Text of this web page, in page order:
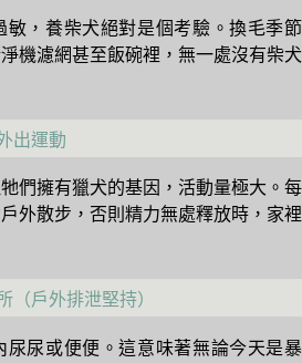
敏，養柴犬絕對是個考驗。換毛季節
機濾網甚至飯碗裡，無一處沒有柴犬
出運動
們擁有獵犬的基因，活動量極大。每
外散步，否則精力無處釋放時，家裡
（戶外排泄堅持）
尿尿或便便。這意味著無論今天是暴